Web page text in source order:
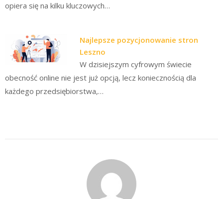
opiera się na kilku kluczowych…
Najlepsze pozycjonowanie stron
Leszno
W dzisiejszym cyfrowym świecie
obecność online nie jest już opcją, lecz koniecznością dla
każdego przedsiębiorstwa,…